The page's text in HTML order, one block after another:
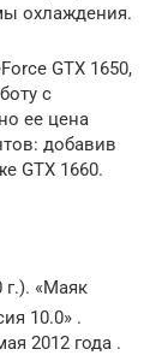
охлаждения.
GTX 1650,
с
ее цена
добавив
GTX 1660.
г.). «Маяк
10.0» .
2012 года .